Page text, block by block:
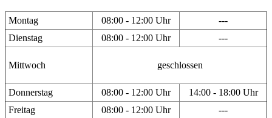
Montag 08:00 - 12:00 Uhr
---
Dienstag
08:00 - 12:00 Uhr ---
Mittwoch geschlossen
Donnerstag 08:00 - 12:00 Uhr
14:00 - 18:00 Uhr
Freitag
08:00 - 12:00 Uhr ---